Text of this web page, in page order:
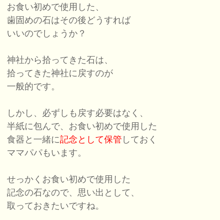
お食い初めで使用した、
歯固めの石はその後どうすれば
いいのでしょうか？
神社から拾ってきた石は、
拾ってきた神社に戻すのが
一般的です。
しかし、必ずしも戻す必要はなく、
半紙に包んで、お食い初めで使用した
食器と一緒に記念として保管 しておく
ママパパもいます。
せっかくお食い初めで使用した
記念の石なので、思い出として、
取っておきたいですね。